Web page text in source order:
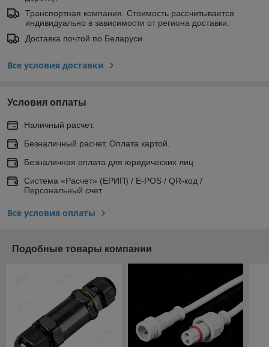
Транспортная компания. Стоимость рассчитывается
индивидуально в зависимости от региона доставки.
Доставка почтой по Беларуси
Все условия доставки
Условия оплаты
Наличный расчет.
Безналичный расчет. Оплата картой.
Безналичная оплата для юридических лиц
Система «Расчет» (ЕРИП) / E-POS / QR-код /
Персональный счет
Все условия оплаты
Подобные товары компании